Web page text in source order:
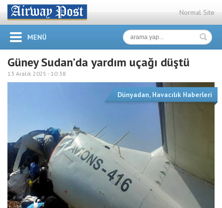
Normal Site
MENÜ
Güney Sudan’da yardım uçağı düştü
13 Aralık 2025 - 10:38
Dünyadan, Havacılık Haberleri